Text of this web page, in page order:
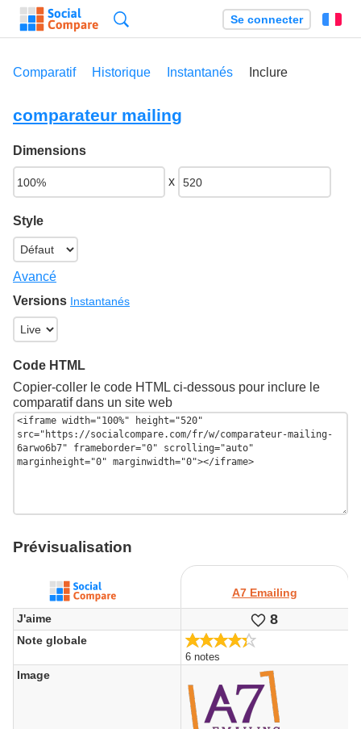
Se connecter
Comparatif Historique Instantanés Inclure
comparateur mailing
Dimensions
x
Style
Avancé
Versions Instantanés
Code HTML
Copier-coller le code HTML ci-dessous pour inclure le
comparatif dans un site web
Prévisualisation